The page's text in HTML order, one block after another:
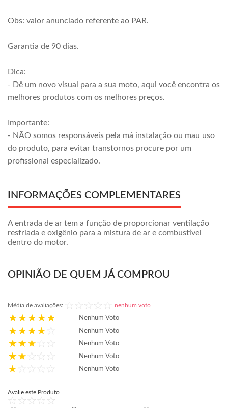
Obs: valor anunciado referente ao PAR.
Garantia de 90 dias.
Dica:
- Dê um novo visual para a sua moto, aqui você encontra os
melhores produtos com os melhores preços.
Importante:
- NÃO somos responsáveis pela má instalação ou mau uso
do produto, para evitar transtornos procure por um
profissional especializado.
INFORMAÇÕES COMPLEMENTARES
A entrada de ar tem a função de proporcionar ventilação
resfriada e oxigênio para a mistura de ar e combustível
dentro do motor.
OPINIÃO DE QUEM JÁ COMPROU
Média de avaliações: nenhum voto
Nenhum Voto
Nenhum Voto
Nenhum Voto
Nenhum Voto
Nenhum Voto
Avalie este Produto